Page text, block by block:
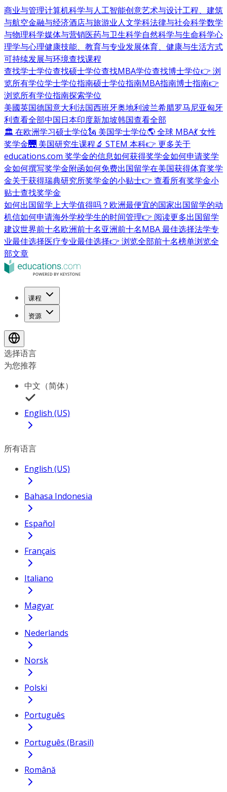
商业与管理计算机科学与人工智能创意艺术与设计工程、建筑
与航空金融与经济酒店与旅游业人文学科法律与社会科学数学
与物理科学媒体与营销医药与卫生科学自然科学与生命科学心
理学与心理健康技能、教育与专业发展体育、健康与生活方式
可持续发展与环境查找课程
查找学士学位查找硕士学位查找MBA学位查找博士学位👉 浏
览所有学位学士学位指南硕士学位指南MBA指南博士指南👉
浏览所有学位指南探索学位
美國英国德国意大利法国西班牙奥地利波兰希腊罗马尼亚匈牙
利查看全部中国日本印度新加坡韩国查看全部
🏛 在欧洲学习硕士学位🗽 美国学士学位🌎 全球 MBA💃 女性
奖学金🌉 美国研究生课程🔬 STEM 本科👉 更多关于
educations.com 奖学金的信息如何获得奖学金如何申请奖学
金如何撰写奖学金附函如何免费出国留学在美国获得体育奖学
金关于获得瑞典研究所奖学金的小贴士👉 查看所有奖学金小
贴士查找奖学金
如何出国留学上大学值得吗？ 欧洲最便宜的国家出国留学的动
机信如何申请海外学校学生的时间管理👉 阅读更多出国留学
建议世界前十名欧洲前十名亚洲前十名MBA 最佳选择法学专
业最佳选择医疗专业最佳选择👉 浏览全部前十名榜单浏览全
部文章
课程
资源
选择语言
为您推荐
中文（简体）
English (US)
所有语言
English (US)
Bahasa Indonesia
Español
Français
Italiano
Magyar
Nederlands
Norsk
Polski
Português
Português (Brasil)
Română